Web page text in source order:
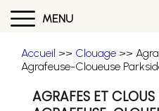
MENU
Accueil >> Clouage >>
Agrafeuse-Cloueuse
AGRAFES ET